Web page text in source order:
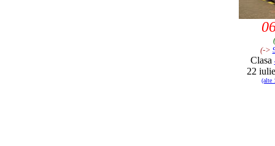
(->
Clasa
22
(alte